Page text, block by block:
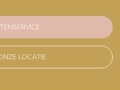
LOCATIE